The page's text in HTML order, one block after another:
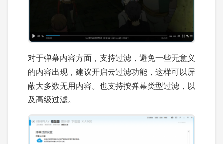
对于弹幕内容方面，支持过滤，避免一些无意义
的内容出现，建议开启云过滤功能，这样可以屏
蔽大多数无用内容。也支持按弹幕类型过滤，以
及高级过滤。